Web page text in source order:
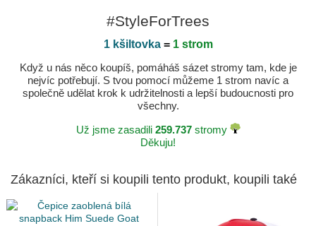
#StyleForTrees
1 kšiltovka= 1 strom
Když u nás něco koupíš, pomáháš sázet stromy tam, kde je
nejvíc potřebují. S tvou pomocí můžeme 1 strom navíc a
společně udělat krok k udržitelnosti a lepší budoucnosti pro
všechny.
Už jsme zasadili 259.737stromy
Děkuju!
Zákazníci, kteří si koupili tento produkt, koupili také